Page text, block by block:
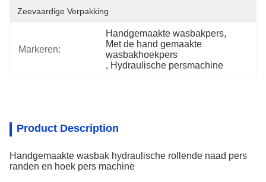
Zeevaardige Verpakking
Markeren:
Handgemaakte wasbakpers,
Met de hand gemaakte
wasbakhoekpers
, Hydraulische persmachine
Product Description
Handgemaakte wasbak hydraulische rollende naad pers
randen en hoek pers machine